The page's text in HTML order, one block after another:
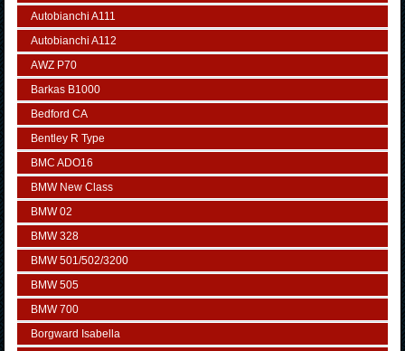
Autobianchi A111
Autobianchi A112
AWZ P70
Barkas B1000
Bedford CA
Bentley R Type
BMC ADO16
BMW New Class
BMW 02
BMW 328
BMW 501/502/3200
BMW 505
BMW 700
Borgward Isabella